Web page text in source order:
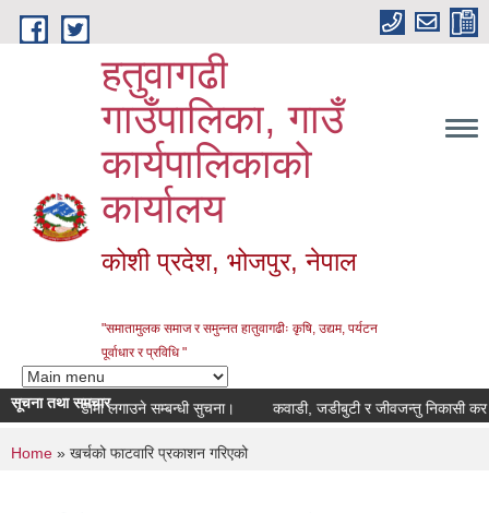
Skip to main content
हतुवागढी
गाउँपालिका, गाउँ
कार्यपालिकाको
कार्यालय
कोशी प्रदेश, भोजपुर, नेपाल
"समातामुलक समाज र समुन्नत हातुवागढीः कृषि, उद्यम, पर्यटन
पूर्वाधार र प्रविधि "
सूचना तथा समचार
सटर भाडामा लगाउने सम्बन्धी सुचना। कवाडी, जडीबुटी र जीवजन्तु निकासी कर
You are here
Home » खर्चको फाटवारि प्रकाशन गरिएको